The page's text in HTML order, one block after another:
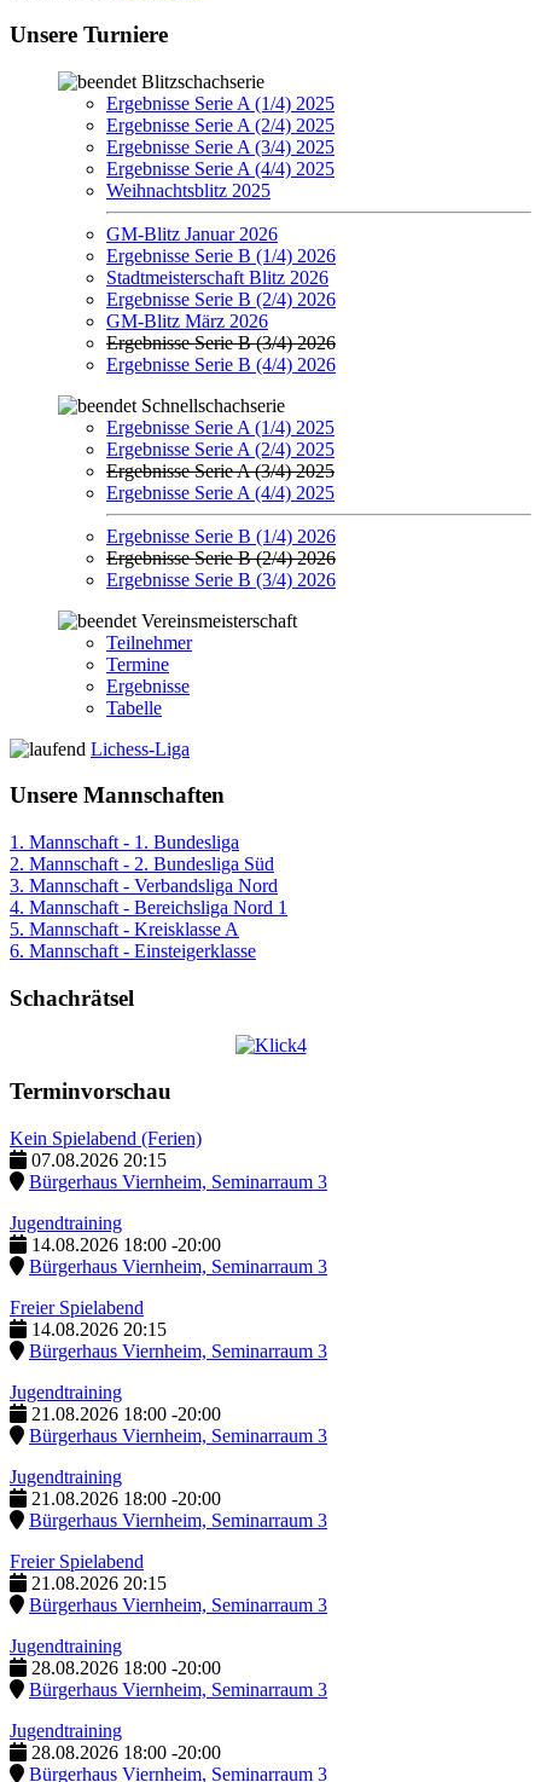
Unsere Turniere
Blitzschachserie
Ergebnisse Serie A (1/4) 2025
Ergebnisse Serie A (2/4) 2025
Ergebnisse Serie A (3/4) 2025
Ergebnisse Serie A (4/4) 2025
Weihnachtsblitz 2025
GM-Blitz Januar 2026
Ergebnisse Serie B (1/4) 2026
Stadtmeisterschaft Blitz 2026
Ergebnisse Serie B (2/4) 2026
GM-Blitz März 2026
Ergebnisse Serie B (3/4) 2026
Ergebnisse Serie B (4/4) 2026
Schnellschachserie
Ergebnisse Serie A (1/4) 2025
Ergebnisse Serie A (2/4) 2025
Ergebnisse Serie A (3/4) 2025
Ergebnisse Serie A (4/4) 2025
Ergebnisse Serie B (1/4) 2026
Ergebnisse Serie B (2/4) 2026
Ergebnisse Serie B (3/4) 2026
Vereinsmeisterschaft
Teilnehmer
Termine
Ergebnisse
Tabelle
Lichess-Liga
Unsere Mannschaften
1. Mannschaft - 1. Bundesliga
2. Mannschaft - 2. Bundesliga Süd
3. Mannschaft - Verbandsliga Nord
4. Mannschaft - Bereichsliga Nord 1
5. Mannschaft - Kreisklasse A
6. Mannschaft - Einsteigerklasse
Schachrätsel
Terminvorschau
Kein Spielabend (Ferien)
07.08.2026 20:15
Bürgerhaus Viernheim, Seminarraum 3
Jugendtraining
14.08.2026 18:00 -20:00
Bürgerhaus Viernheim, Seminarraum 3
Freier Spielabend
14.08.2026 20:15
Bürgerhaus Viernheim, Seminarraum 3
Jugendtraining
21.08.2026 18:00 -20:00
Bürgerhaus Viernheim, Seminarraum 3
Jugendtraining
21.08.2026 18:00 -20:00
Bürgerhaus Viernheim, Seminarraum 3
Freier Spielabend
21.08.2026 20:15
Bürgerhaus Viernheim, Seminarraum 3
Jugendtraining
28.08.2026 18:00 -20:00
Bürgerhaus Viernheim, Seminarraum 3
Jugendtraining
28.08.2026 18:00 -20:00
Bürgerhaus Viernheim, Seminarraum 3